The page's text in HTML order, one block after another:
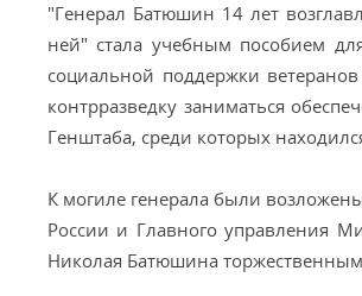
"Генерал Батюшин 14 лет
ней" стала учебным пособием
социальной поддержки
контрразведку заниматься
Генштаба, среди которых
К могиле генерала были
России и Главного управления
Николая Батюшина